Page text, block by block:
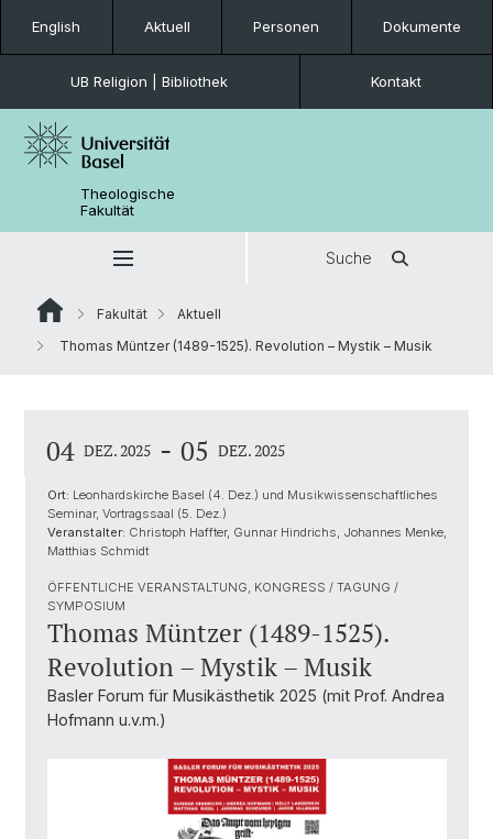
English Aktuell Personen Dokumente
UB Religion | Bibliothek Kontakt
Theologische
Fakultät
Suche
Fakultät
Aktuell
Thomas Müntzer (1489-1525). Revolution – Mystik – Musik
04 DEZ. 2025 - 05 DEZ. 2025
Ort: Leonhardskirche Basel (4. Dez.) und Musikwissenschaftliches
Seminar, Vortragssaal (5. Dez.)
Veranstalter: Christoph Haffter, Gunnar Hindrichs, Johannes Menke,
Matthias Schmidt
ÖFFENTLICHE VERANSTALTUNG, KONGRESS / TAGUNG /
SYMPOSIUM
Thomas Müntzer (1489-1525).
Revolution – Mystik – Musik
Basler Forum für Musikästhetik 2025 (mit Prof. Andrea
Hofmann u.v.m.)